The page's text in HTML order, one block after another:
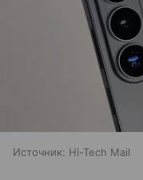
Источник: Hi-Tech Mail